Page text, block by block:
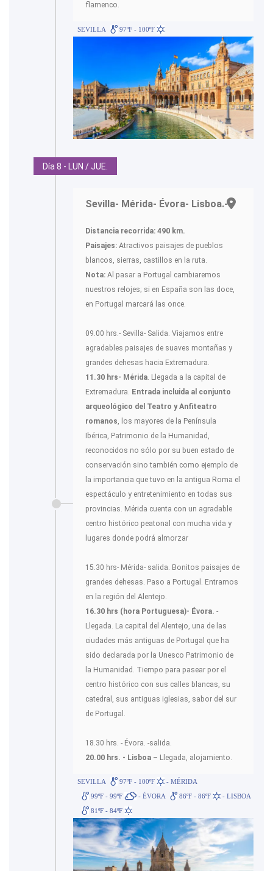
flamenco.
SEVILLA 97ºF - 100ºF
Día 8 - LUN / JUE.
Sevilla- Mérida- Évora- Lisboa.-
Distancia recorrida: 490 km.
Paisajes: Atractivos paisajes de pueblos
blancos, sierras, castillos en la ruta.
Nota: Al pasar a Portugal cambiaremos
nuestros relojes; si en España son las doce,
en Portugal marcará las once.
09.00 hrs.- Sevilla- Salida. Viajamos entre
agradables paisajes de suaves montañas y
grandes dehesas hacia Extremadura.
11.30 hrs- Mérida. Llegada a la capital de
Extremadura. Entrada incluida al conjunto
arqueológico del Teatro y Anfiteatro
romanos, los mayores de la Península
Ibérica, Patrimonio de la Humanidad,
reconocidos no sólo por su buen estado de
conservación sino también como ejemplo de
la importancia que tuvo en la antigua Roma el
espectáculo y entretenimiento en todas sus
provincias. Mérida cuenta con un agradable
centro histórico peatonal con mucha vida y
lugares donde podrá almorzar
15.30 hrs- Mérida- salida. Bonitos paisajes de
grandes dehesas. Paso a Portugal. Entramos
en la región del Alentejo.
16.30 hrs (hora Portuguesa)- Évora. -
Llegada. La capital del Alentejo, una de las
ciudades más antiguas de Portugal que ha
sido declarada por la Unesco Patrimonio de
la Humanidad. Tiempo para pasear por el
centro histórico con sus calles blancas, su
catedral, sus antiguas iglesias, sabor del sur
de Portugal.
18.30 hrs. - Évora. -salida.
20.00 hrs. - Lisboa – Llegada, alojamiento.
SEVILLA 97ºF - 100ºF
- MÉRIDA
99ºF - 99ºF
- ÉVORA 86ºF - 86ºF
- LISBOA
81ºF - 84ºF